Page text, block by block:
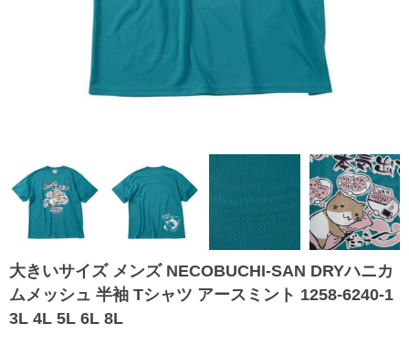
大きいサイズ メンズ NECOBUCHI-SAN DRYハニカ
ムメッシュ 半袖 Tシャツ アースミント 1258-6240-1
3L 4L 5L 6L 8L